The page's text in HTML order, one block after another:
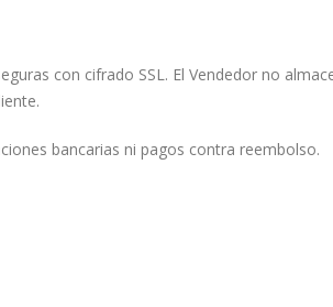
con cifrado SSL. El Vendedor no
bancarias ni pagos contra reembolso.